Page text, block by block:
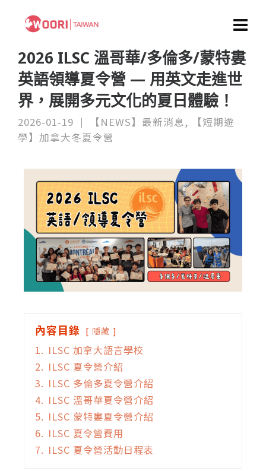
2026 ILSC 溫哥華/多倫多/蒙特婁
英語領導夏令營 — 用英文走進世
界，展開多元文化的夏日體驗！
2026-01-19 【NEWS】最新消息,
【短期遊
學】加拿大冬夏令營
內容目錄 隱藏
1. ILSC 加拿大語言學校
2. ILSC 夏令營介紹
3. ILSC 多倫多夏令營介紹
4. ILSC 溫哥華夏令營介紹
5. ILSC 蒙特婁夏令營介紹
6. ILSC 夏令營費用
7. ILSC 夏令營活動日程表